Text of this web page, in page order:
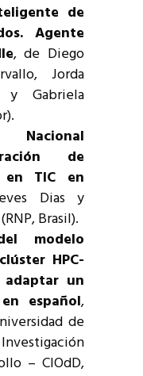
de
Agente
, de Diego
Jorda
Gabriela
Nacional
de
en TIC en
Dias y
Brasil).
modelo
HPC-
adaptar un
español,
de
– CIOdD,